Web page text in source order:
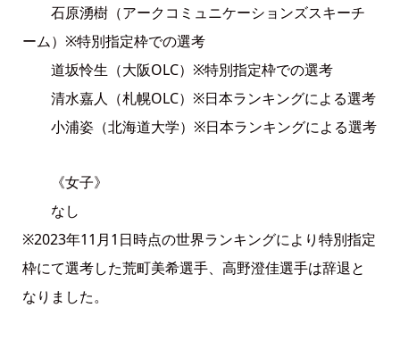
石原湧樹（アークコミュニケーションズスキーチ
ーム）※特別指定枠での選考
道坂怜生（大阪OLC）※特別指定枠での選考
清水嘉人（札幌OLC）※日本ランキングによる選考
小浦姿（北海道大学）※日本ランキングによる選考
《女子》
なし
※2023年11月1日時点の世界ランキングにより特別指定
枠にて選考した荒町美希選手、高野澄佳選手は辞退と
なりました。